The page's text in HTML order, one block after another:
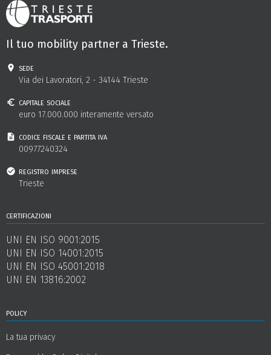
Il tuo mobility partner a Trieste.
sede
Via dei Lavoratori, 2 - 34144 Trieste
capitale sociale
euro 17.000.000 interamente versato
codice fiscale e partita iva
00977240324
registro imprese
Trieste
certificazioni
UNI EN ISO 9001:2015
UNI EN ISO 14001:2015
UNI EN ISO 45001:2018
UNI EN 13816:2002
policy
La tua privacy